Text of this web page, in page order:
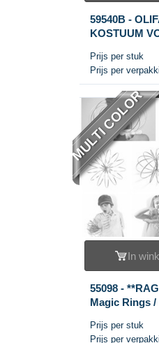
59540B -
KOSTUUM
Prijs per stuk
Prijs per
MULTI COLOR
In
55098 -
Magic Rings /
MULTI
Prijs per stuk
Prijs per